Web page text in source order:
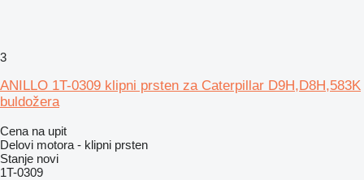
3
ANILLO 1T-0309 klipni prsten za Caterpillar D9H,D8H,583K
buldožera
Cena na upit
Delovi motora - klipni prsten
Stanje novi
1T-0309